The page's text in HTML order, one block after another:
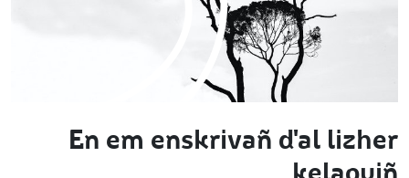
En em enskrivañ d'al lizher